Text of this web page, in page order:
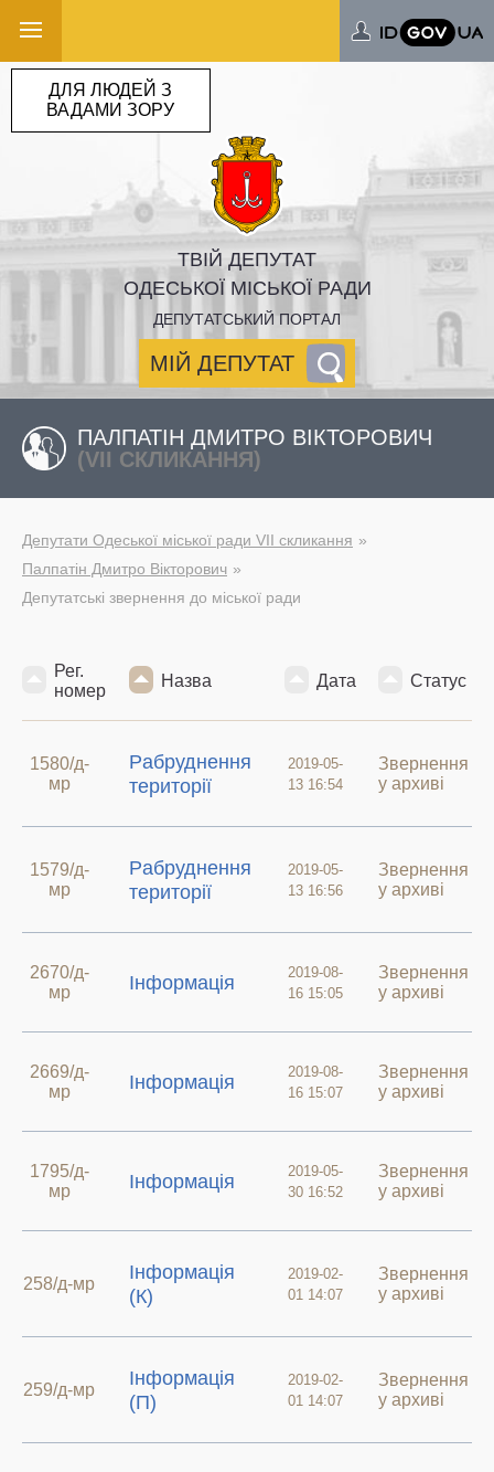
ТВІЙ ДЕПУТАТ
ОДЕСЬКОЇ МІСЬКОЇ РАДИ
ДЕПУТАТСЬКИЙ ПОРТАЛ
МІЙ ДЕПУТАТ
ДЛЯ ЛЮДЕЙ З
ВАДАМИ ЗОРУ
ПАЛПАТІН ДМИТРО ВІКТОРОВИЧ
(VII СКЛИКАННЯ)
Депутати Одеської міської ради VII скликання
Палпатін Дмитро Вікторович
Депутатські звернення до міської ради
Рег.
номер
Назва Дата Статус
1580/д-
мр
Pабруднення
території
2019-05-
13 16:54
Звернення
у архиві
1579/д-
мр
Pабруднення
території
2019-05-
13 16:56
Звернення
у архиві
2670/д-
мр
Інформація
2019-08-
16 15:05
Звернення
у архиві
2669/д-
мр
Інформація
2019-08-
16 15:07
Звернення
у архиві
1795/д-
мр
Інформація
2019-05-
30 16:52
Звернення
у архиві
258/д-мр
Інформація
(К)
2019-02-
01 14:07
Звернення
у архиві
259/д-мр
Інформація
(П)
2019-02-
01 14:07
Звернення
у архиві